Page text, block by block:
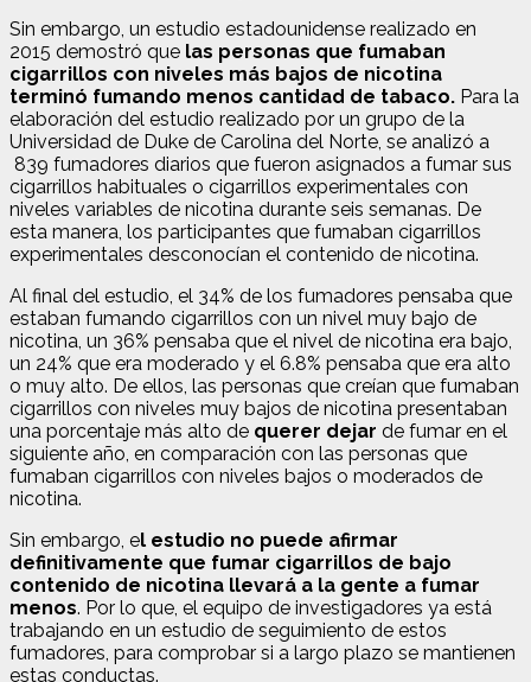
Sin embargo, un estudio estadounidense realizado en
2015 demostró que las personas que fumaban
cigarrillos con niveles más bajos de nicotina
terminó fumando menos cantidad de tabaco. Para la
elaboración del estudio realizado por un grupo de la
Universidad de Duke de Carolina del Norte, se analizó a
839 fumadores diarios que fueron asignados a fumar sus
cigarrillos habituales o cigarrillos experimentales con
niveles variables de nicotina durante seis semanas. De
esta manera, los participantes que fumaban cigarrillos
experimentales desconocían el contenido de nicotina.
Al final del estudio, el 34% de los fumadores pensaba que
estaban fumando cigarrillos con un nivel muy bajo de
nicotina, un 36% pensaba que el nivel de nicotina era bajo,
un 24% que era moderado y el 6.8% pensaba que era alto
o muy alto. De ellos, las personas que creían que fumaban
cigarrillos con niveles muy bajos de nicotina presentaban
una porcentaje más alto de querer dejar de fumar en el
siguiente año, en comparación con las personas que
fumaban cigarrillos con niveles bajos o moderados de
nicotina.
Sin embargo, el estudio no puede afirmar
definitivamente que fumar cigarrillos de bajo
contenido de nicotina llevará a la gente a fumar
menos. Por lo que, el equipo de investigadores ya está
trabajando en un estudio de seguimiento de estos
fumadores, para comprobar si a largo plazo se mantienen
estas conductas.